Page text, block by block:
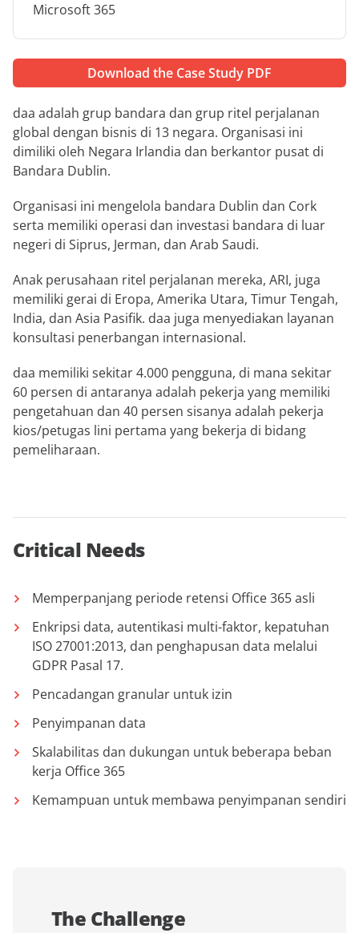
Microsoft 365
Download the Case Study PDF
daa adalah grup bandara dan grup ritel perjalanan
global dengan bisnis di 13 negara. Organisasi ini
dimiliki oleh Negara Irlandia dan berkantor pusat di
Bandara Dublin.
Organisasi ini mengelola bandara Dublin dan Cork
serta memiliki operasi dan investasi bandara di luar
negeri di Siprus, Jerman, dan Arab Saudi.
Anak perusahaan ritel perjalanan mereka, ARI, juga
memiliki gerai di Eropa, Amerika Utara, Timur Tengah,
India, dan Asia Pasifik. daa juga menyediakan layanan
konsultasi penerbangan internasional.
daa memiliki sekitar 4.000 pengguna, di mana sekitar
60 persen di antaranya adalah pekerja yang memiliki
pengetahuan dan 40 persen sisanya adalah pekerja
kios/petugas lini pertama yang bekerja di bidang
pemeliharaan.
Critical Needs
Memperpanjang periode retensi Office 365 asli
Enkripsi data, autentikasi multi-faktor, kepatuhan
ISO 27001:2013, dan penghapusan data melalui
GDPR Pasal 17.
Pencadangan granular untuk izin
Penyimpanan data
Skalabilitas dan dukungan untuk beberapa beban
kerja Office 365
Kemampuan untuk membawa penyimpanan sendiri
The Challenge